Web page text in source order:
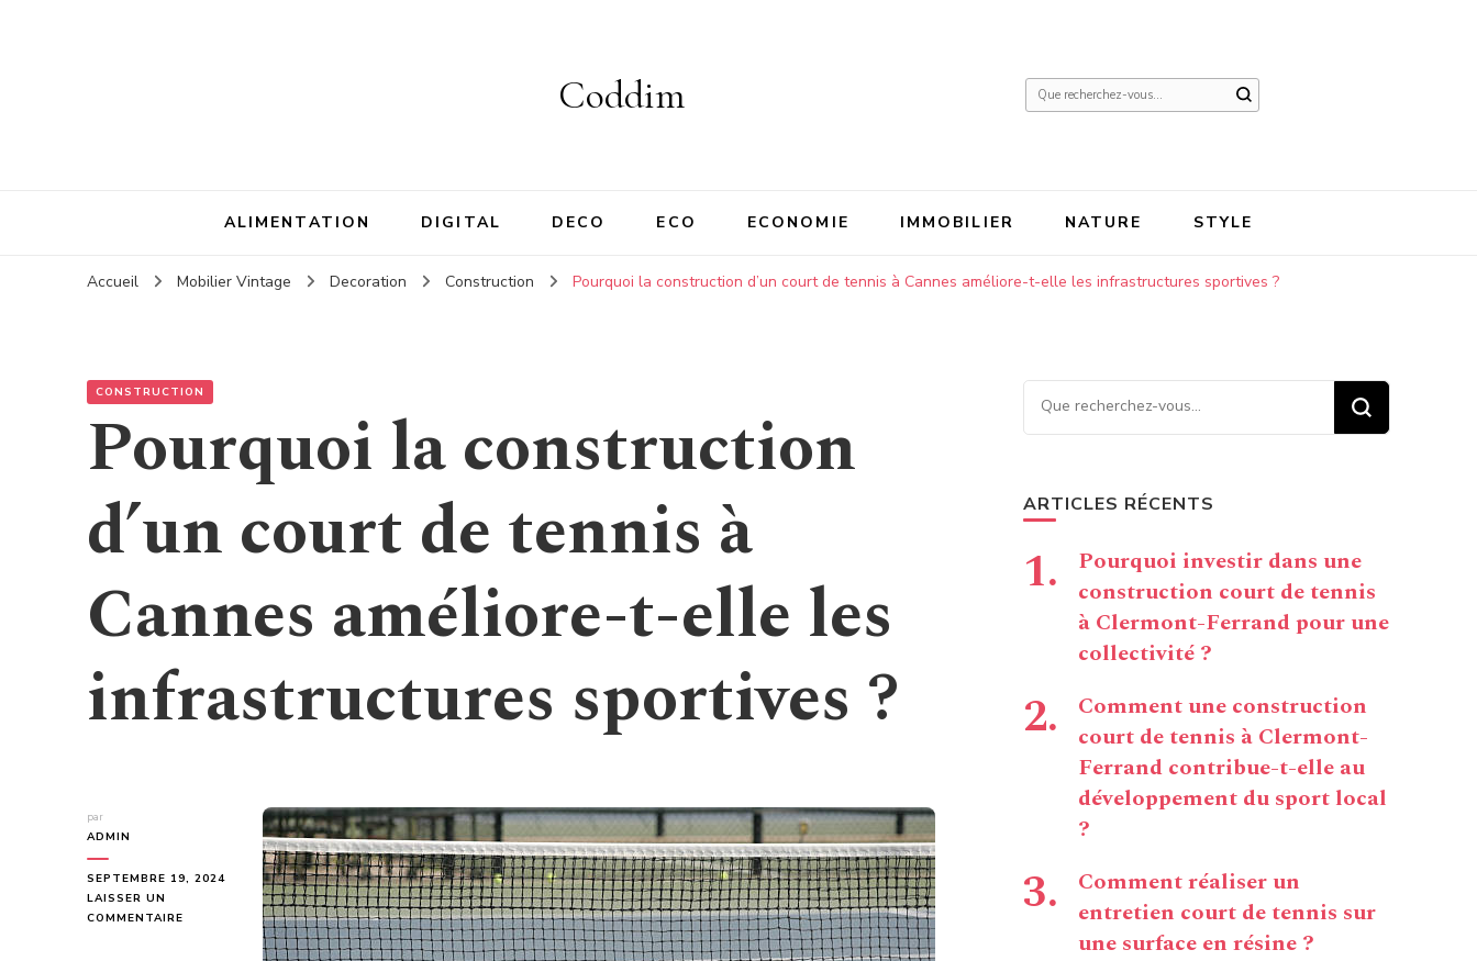
Coddim
Vous
ALIMENTATION DIGITAL DECO ECO ECONOMIE IMMOBILIER NATURE STYLE
Accueil Mobilier Vintage Decoration Construction Pourquoi la construction d’un court de tennis à Cannes améliore-t-elle les infrastructures sportives ?
CONSTRUCTION
Pourquoi la construction
d’un court de tennis à
Cannes améliore-t-elle les
infrastructures sportives ?
par
ADMIN
SEPTEMBRE 19, 2024
LAISSER UN
COMMENTAIRE
Vous recherchiez quelque
chose ?
ARTICLES RÉCENTS
Pourquoi investir dans une
construction court de tennis
à Clermont-Ferrand pour une
collectivité ?
Comment une construction
court de tennis à Clermont-
Ferrand contribue-t-elle au
développement du sport local
?
Comment réaliser un
entretien court de tennis sur
une surface en résine ?